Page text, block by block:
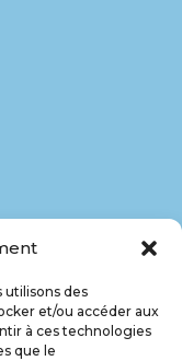
utilisons des
et/ou accéder aux
à ces technologies
que le